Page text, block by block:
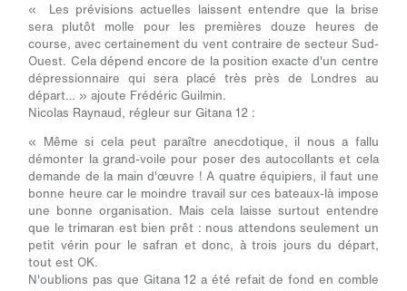
« Les prévisions actuelles laissent entendre que la brise
sera plutôt molle pour les premières douze heures de
course, avec certainement du vent contraire de secteur Sud-
Ouest. Cela dépend encore de la position exacte d'un centre
dépressionnaire qui sera placé très près de Londres au
départ… » ajoute Frédéric Guilmin.
Nicolas Raynaud, régleur sur Gitana 12 :
« Même si cela peut paraître anecdotique, il nous a fallu
démonter la grand-voile pour poser des autocollants et cela
demande de la main d'œuvre ! A quatre équipiers, il faut une
bonne heure car le moindre travail sur ces bateaux-là impose
une bonne organisation. Mais cela laisse surtout entendre
que le trimaran est bien prêt : nous attendons seulement un
petit vérin pour le safran et donc, à trois jours du départ,
tout est OK.
N'oublions pas que Gitana 12 a été refait de fond en comble